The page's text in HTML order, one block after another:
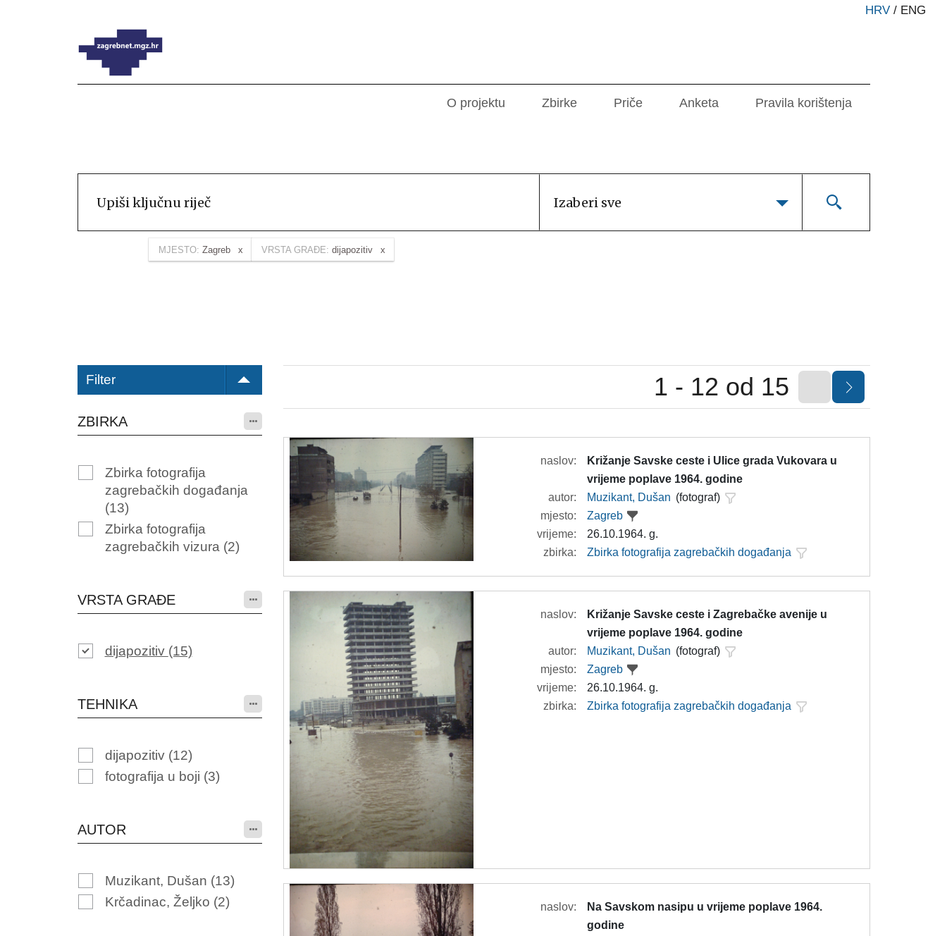
HRV / ENG
O projektu Zbirke Priče Anketa Pravila korištenja
Izaberi sve
MJESTO: Zagreb VRSTA GRAĐE: dijapozitiv
Filter
ZBIRKA
Zbirka fotografija
zagrebačkih događanja
(13)
Zbirka fotografija
zagrebačkih vizura (2)
VRSTA GRAĐE
dijapozitiv (15)
TEHNIKA
dijapozitiv (12)
fotografija u boji (3)
AUTOR
Muzikant, Dušan (13)
Krčadinac, Željko (2)
1 - 12 od 15
naslov:
Križanje Savske ceste i Ulice grada Vukovara u
vrijeme poplave 1964. godine
autor:
Muzikant, Dušan (fotograf)
mjesto:
Zagreb
vrijeme:
26.10.1964. g.
zbirka:
Zbirka fotografija zagrebačkih događanja
naslov:
Križanje Savske ceste i Zagrebačke avenije u
vrijeme poplave 1964. godine
autor:
Muzikant, Dušan (fotograf)
mjesto:
Zagreb
vrijeme:
26.10.1964. g.
zbirka:
Zbirka fotografija zagrebačkih događanja
naslov:
Na Savskom nasipu u vrijeme poplave 1964.
godine